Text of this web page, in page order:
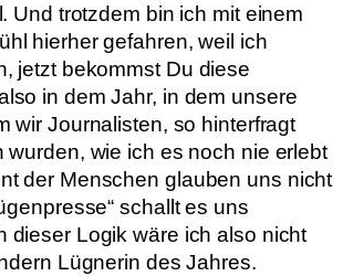
Und trotzdem bin ich mit einem
hierher gefahren, weil ich
jetzt bekommst Du diese
in dem Jahr, in dem unsere
wir Journalisten, so hinterfragt
wurden, wie ich es noch nie erlebt
der Menschen glauben uns nicht
schallt es uns
dieser Logik wäre ich also nicht
Lügnerin des Jahres.